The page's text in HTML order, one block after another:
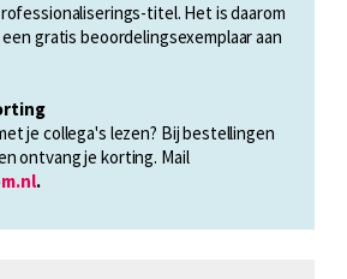
titel. Het is daarom
gratis beoordelingsexemplaar aan
je collega's lezen? Bij bestellingen
ontvang je korting. Mail
.